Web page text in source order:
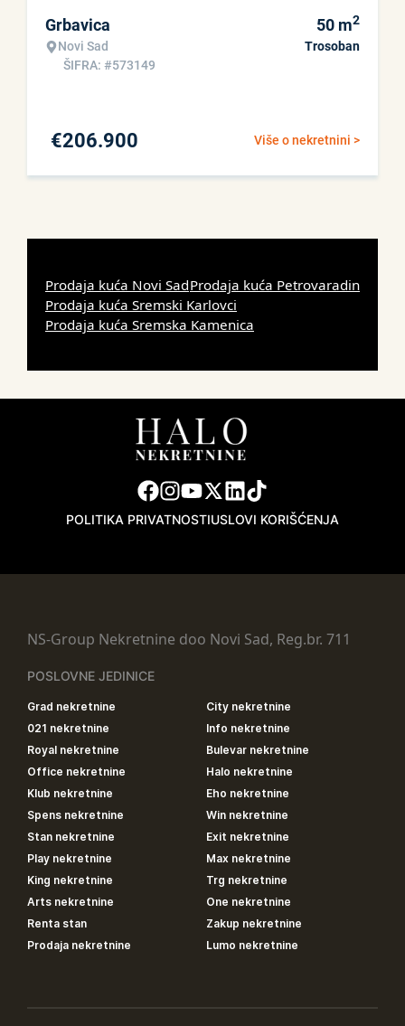
Grbavica
Novi Sad
ŠIFRA: #573149
50 m2
Trosoban
Više o nekretnini >
€206.900
Prodaja kuća Novi SadProdaja kuća Petrovaradin
Prodaja kuća Sremski Karlovci
Prodaja kuća Sremska Kamenica
POLITIKA PRIVATNOSTIUSLOVI KORIŠĆENJA
NS-Group Nekretnine doo Novi Sad, Reg.br. 711
POSLOVNE JEDINICE
Grad nekretnine
City nekretnine
021 nekretnine
Info nekretnine
Royal nekretnine
Bulevar nekretnine
Office nekretnine
Halo nekretnine
Klub nekretnine
Eho nekretnine
Spens nekretnine
Win nekretnine
Stan nekretnine
Exit nekretnine
Play nekretnine
Max nekretnine
King nekretnine
Trg nekretnine
Arts nekretnine
One nekretnine
Renta stan
Zakup nekretnine
Prodaja nekretnine
Lumo nekretnine